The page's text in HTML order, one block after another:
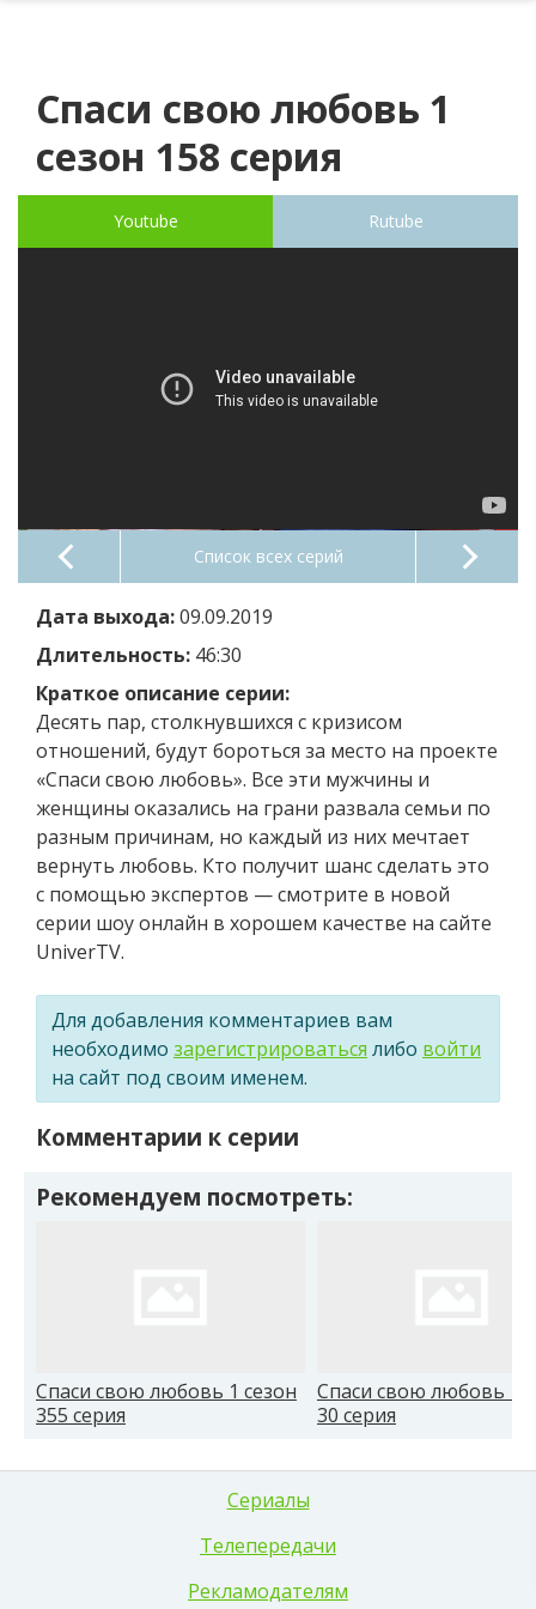
Спаси свою любовь 1
сезон 158 серия
Youtube Rutube
Список всех серий
Дата выхода:09.09.2019
Длительность: 46:30
Краткое описание серии:
Десять пар, столкнувшихся с кризисом
отношений, будут бороться за место на проекте
«Спаси свою любовь». Все эти мужчины и
женщины оказались на грани развала семьи по
разным причинам, но каждый из них мечтает
вернуть любовь. Кто получит шанс сделать это
с помощью экспертов — смотрите в новой
серии шоу онлайн в хорошем качестве на сайте
UniverTV.
Для добавления комментариев вам
необходимо зарегистрироваться либо войти
на сайт под своим именем.
Комментарии к серии
Рекомендуем посмотреть:
Спаси свою любовь 1 сезон
355 серия
Спаси свою любовь 1
30 серия
Сериалы
Телепередачи
Рекламодателям